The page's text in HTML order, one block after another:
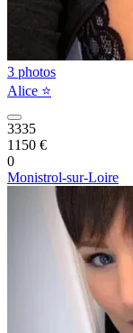
3 photos
Alice ⭐️
3335
1150 €
0
Monistrol-sur-Loire